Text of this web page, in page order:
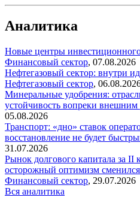
Аналитика
Новые центры
Финансовый сектор, 07.08.2026
Нефтегазовый сектор: внутри
Нефтегазовый сектор,
Минеральные удобрения:
устойчивость вопреки внешним
05.08.2026
Транспорт: «дно» ставок
восстановление не будет
31.07.2026
Рынок долгового капитала за II
осторожный оптимизм
Финансовый сектор, 29.07.2026
Вся аналитика